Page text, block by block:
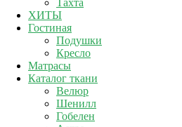
Тахта
ХИТЫ
Гостиная
Подушки
Кресло
Матрасы
Каталог ткани
Велюр
Шенилл
Гобелен